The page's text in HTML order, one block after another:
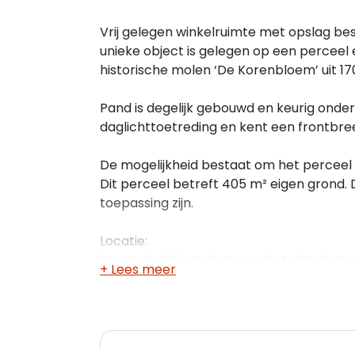
Vrij gelegen winkelruimte met opslag
unieke object is gelegen op een perceel
historische molen ‘De Korenbloem’ uit
Pand is degelijk gebouwd en keurig
daglichttoetreding en kent een
De mogelijkheid bestaat om het
Dit perceel betreft 405 m² eigen
toepassing zijn.
Locatie:
aan Zee bereikbaar. Rotterdam,
Begane grond
+ Lees meer